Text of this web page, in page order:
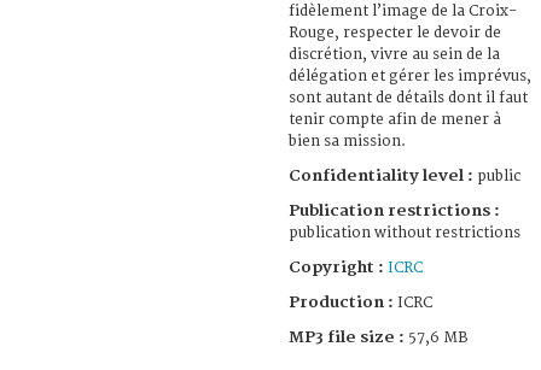
fidèlement l’image de la Croix-
Rouge, respecter le devoir de
discrétion, vivre au sein de la
délégation et gérer les imprévus,
sont autant de détails dont il faut
tenir compte afin de mener à
bien sa mission.
Confidentiality level : public
Publication restrictions :
publication without restrictions
Copyright : ICRC
Production : ICRC
MP3 file size : 57,6 MB